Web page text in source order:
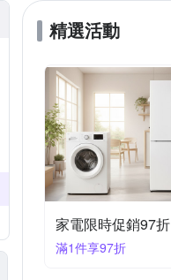
精選活動
家電限時促銷97折
滿1件享97折